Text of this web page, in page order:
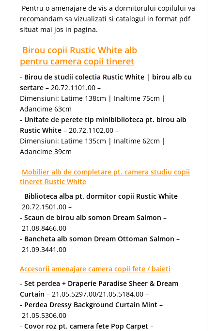
Pentru o amenajare de vis a dormitorului copilului va
recomandam sa vizualizati si catalogul in format pdf
situat mai jos in pagina.
Birou copii Rustic White alb
pentru camera copii tineret
- Birou de studii colectia Rustic White | birou alb cu
sertare – 20.72.1101.00 –
Dimensiuni: Latime 138cm | Inaltime 75cm |
Adancime 63cm
- Unitate de perete tip minibiblioteca pt. birou alb
Rustic White – 20.72.1102.00 –
Dimensiuni: Latime 135cm | Inaltime 62cm |
Adancime 39cm
Mobilier alb de completare pt. camera studiu copii
tineret Rustic White
- Biblioteca alba pt. dormitor copii Rustic White –
20.72.1501.00 –
- Scaun de birou alb somon Dream Salmon –
21.08.8466.00
- Bancheta alb somon Dream Ottoman Salmon –
21.09.3441.00
Accesorii amenajare camera copii fete / baieti
- Set perdea + Draperie Paradise Sheer & Dream
Curtain – 21.05.5297.00/21.05.5184.00 –
- Perdea Dressy Background Curtain Mint –
21.05.5306.00
- Covor roz pt. camera fete Pop Carpet –